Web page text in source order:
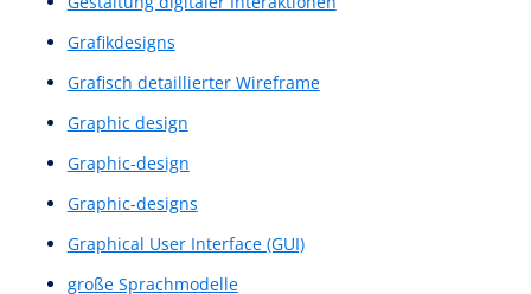
Digitaler Assistent
digitales Erlebniss
Einfache Prototypen
Einfache Wireframe-Skizze
Einfacher Prototyp